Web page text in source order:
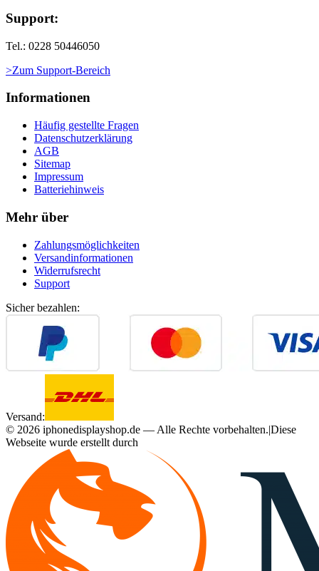
Support:
Tel.: 0228 50446050
>Zum Support-Bereich
Informationen
Häufig gestellte Fragen
Datenschutzerklärung
AGB
Sitemap
Impressum
Batteriehinweis
Mehr über
Zahlungsmöglichkeiten
Versandinformationen
Widerrufsrecht
Support
Sicher bezahlen:
Versand:
© 2026 iphonedisplayshop.de — Alle Rechte vorbehalten.|Diese
Webseite wurde erstellt durch